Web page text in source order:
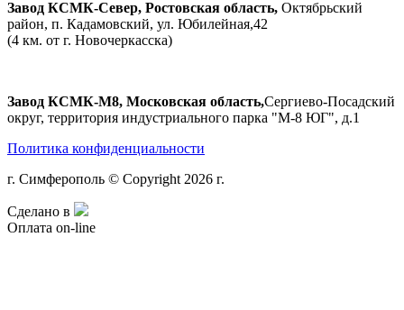
Завод КСМК-Север, Ростовская область, Октябрьский
район, п. Кадамовский, ул. Юбилейная,42
(4 км. от г. Новочеркасска)
Завод КСМК-М8, Московская область,Сергиево-Посадский
округ, территория индустриального парка "М-8 ЮГ", д.1
Политика конфиденциальности
г. Симферополь © Copyright 2026 г.
Сделано в
Оплата on-line